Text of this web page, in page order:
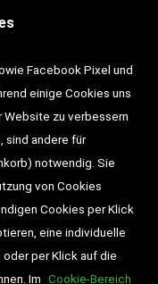
Facebook Pixel und
einige Cookies uns
zu verbessern
sind andere für
notwendig. Sie
von Cookies
Cookies per Klick
eine individuelle
per Klick auf die
Im Cookie-Bereich